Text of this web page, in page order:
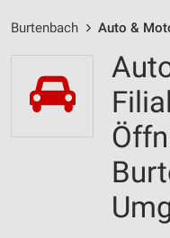
Burtenbach Auto &